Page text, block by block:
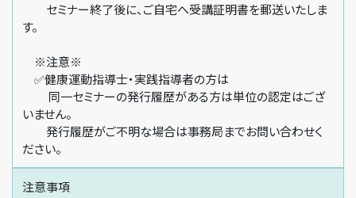
セミナー終了後に、ご自宅へ受講証明書を郵送いたしま
す。
※注意※
✅健康運動指導士・実践指導者の方は
同一セミナーの発行履歴がある方は単位の認定はござ
いません。
発行履歴がご不明な場合は事務局までお問い合わせく
ださい。
注意事項